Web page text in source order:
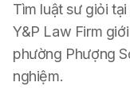
Tìm luật sư giỏi
Y&P Law Firm
phường Phượng
nghiệm.